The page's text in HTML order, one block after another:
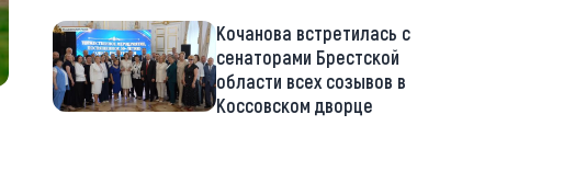
Кочанова встретилась с
сенаторами Брестской
области всех созывов в
Коссовском дворце